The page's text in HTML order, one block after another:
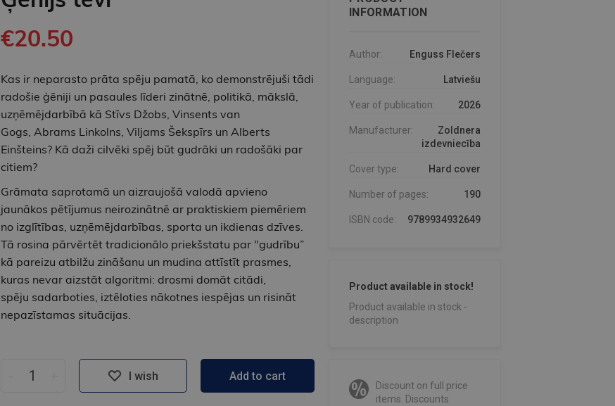
€20.50
Kas ir neparasto prāta spēju pamatā, ko demonstrējuši tādi
radošie ģēniji un pasaules līderi zinātnē, politikā, mākslā,
uzņēmējdarbībā kā Stīvs Džobs, Vinsents van
Gogs, Abrams Linkolns, Viljams Šekspīrs un Alberts
Einšteins? Kā daži cilvēki spēj būt gudrāki un radošāki par
citiem?
Grāmata saprotamā un aizraujošā valodā apvieno
jaunākos pētījumus neirozinātnē ar praktiskiem piemēriem
no izglītības, uzņēmējdarbības, sporta un ikdienas dzīves.
Tā rosina pārvērtēt tradicionālo priekšstatu par "gudrību”
kā pareizu atbilžu zināšanu un mudina attīstīt prasmes,
kuras nevar aizstāt algoritmi: drosmi domāt citādi,
spēju sadarboties, iztēloties nākotnes iespējas un risināt
nepazīstamas situācijas.
I wish Add to cart
INFORMATION
Author: Enguss Flečers
Language: Latviešu
Year of publication: 2026
Manufacturer:
Zoldnera
izdevniecība
Cover type: Hard cover
Number of pages: 190
ISBN code: 9789934932649
Product available in stock!
Product available in stock -
description
Discount on full price
items. Discounts